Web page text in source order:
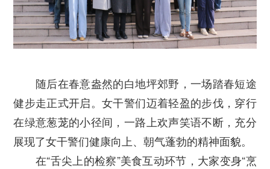
随后在春意盎然的白地坪郊野，一场踏春短途
健步走正式开启。女干警们迈着轻盈的步伐，穿行
在绿意葱茏的小径间，一路上欢声笑语不断，充分
展现了女干警们健康向上、朝气蓬勃的精神面貌。
在“舌尖上的检察”美食互动环节，大家变身“烹